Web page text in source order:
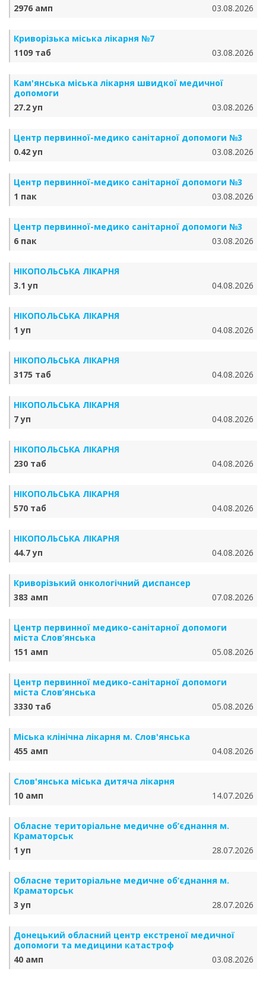
2976 амп
03.08.2026
Криворізька міська лікарня №7
1109 таб
03.08.2026
Кам'янська міська лікарня швидкої медичної
допомоги
27.2 уп
03.08.2026
Центр первинної-медико санітарної допомоги №3
0.42 уп
03.08.2026
Центр первинної-медико санітарної допомоги №3
1 пак
03.08.2026
Центр первинної-медико санітарної допомоги №3
6 пак
03.08.2026
НІКОПОЛЬСЬКА ЛІКАРНЯ
3.1 уп
04.08.2026
НІКОПОЛЬСЬКА ЛІКАРНЯ
1 уп
04.08.2026
НІКОПОЛЬСЬКА ЛІКАРНЯ
3175 таб
04.08.2026
НІКОПОЛЬСЬКА ЛІКАРНЯ
7 уп
04.08.2026
НІКОПОЛЬСЬКА ЛІКАРНЯ
230 таб
04.08.2026
НІКОПОЛЬСЬКА ЛІКАРНЯ
570 таб
04.08.2026
НІКОПОЛЬСЬКА ЛІКАРНЯ
44.7 уп
04.08.2026
Криворізький онкологічний диспансер
383 амп
07.08.2026
Центр первинної медико-санітарної допомоги
міста Слов’янська
151 амп
05.08.2026
Центр первинної медико-санітарної допомоги
міста Слов’янська
3330 таб
05.08.2026
Міська клінічна лікарня м. Слов'янська
455 амп
04.08.2026
Слов'янська міська дитяча лікарня
10 амп
14.07.2026
Обласне територіальне медичне об’єднання м.
Краматорськ
1 уп
28.07.2026
Обласне територіальне медичне об’єднання м.
Краматорськ
3 уп
28.07.2026
Донецький обласний центр екстреної медичної
допомоги та медицини катастроф
40 амп
03.08.2026